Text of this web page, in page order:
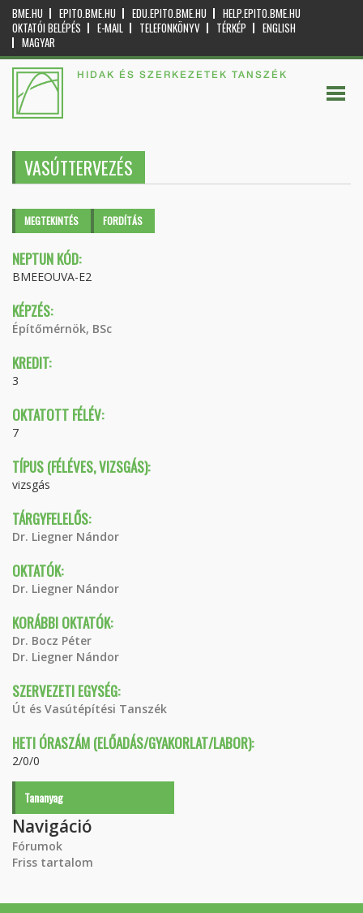
BME.HU EPITO.BME.HU EDU.EPITO.BME.HU
HELP.EPITO.BME.HU
OKTATÓI BELÉPÉS
E-MAIL TELEFONKÖNYV TÉRKÉP
ENGLISH
MAGYAR
HIDAK ÉS SZERKEZETEK TANSZÉK
VASÚTTERVEZÉS
Elsődleges fülek
MEGTEKINTÉS (AKTÍVFORDÍTÁS
NEPTUN KÓD:
BMEEOUVA-E2
KÉPZÉS:
Építőmérnök, BSc
KREDIT:
3
OKTATOTT FÉLÉV:
7
TÍPUS (FÉLÉVES, VIZSGÁS):
vizsgás
TÁRGYFELELŐS:
Dr. Liegner Nándor
OKTATÓK:
Dr. Liegner Nándor
KORÁBBI OKTATÓK:
Dr. Bocz Péter
Dr. Liegner Nándor
SZERVEZETI EGYSÉG:
Út és Vasútépítési Tanszék
HETI ÓRASZÁM (ELŐADÁS/GYAKORLAT/LABOR):
2/0/0
Tananyag
Navigáció
Fórumok
Friss tartalom